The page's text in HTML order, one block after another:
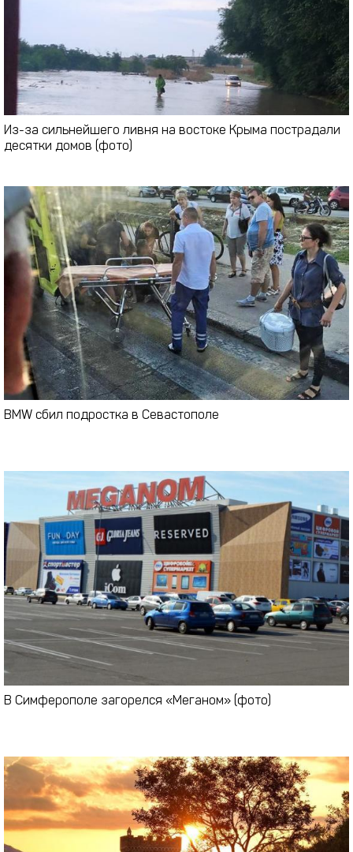
Из-за сильнейшего ливня на востоке Крыма пострадали
десятки домов (фото)
BMW сбил подростка в Севастополе
В Симферополе загорелся «Меганом» (фото)